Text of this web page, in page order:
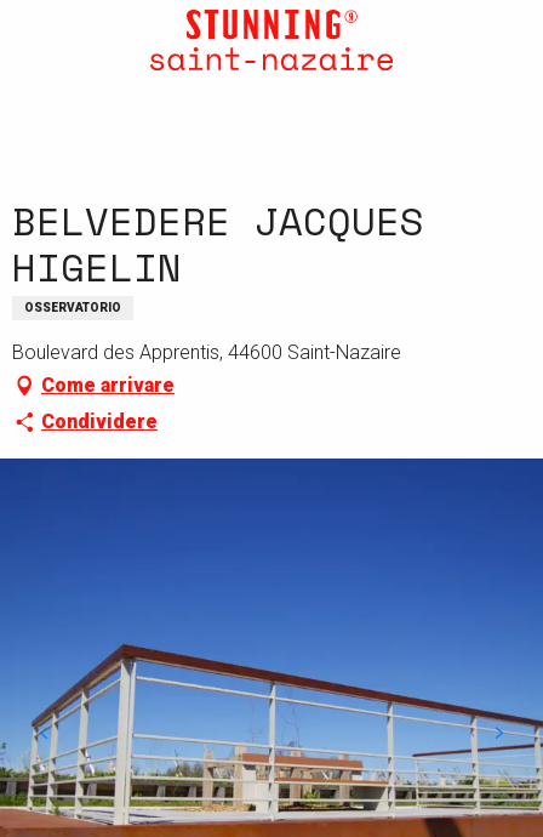
BELVEDERE JACQUES
HIGELIN
OSSERVATORIO
Boulevard des Apprentis, 44600 Saint-Nazaire
Come arrivare
Condividere